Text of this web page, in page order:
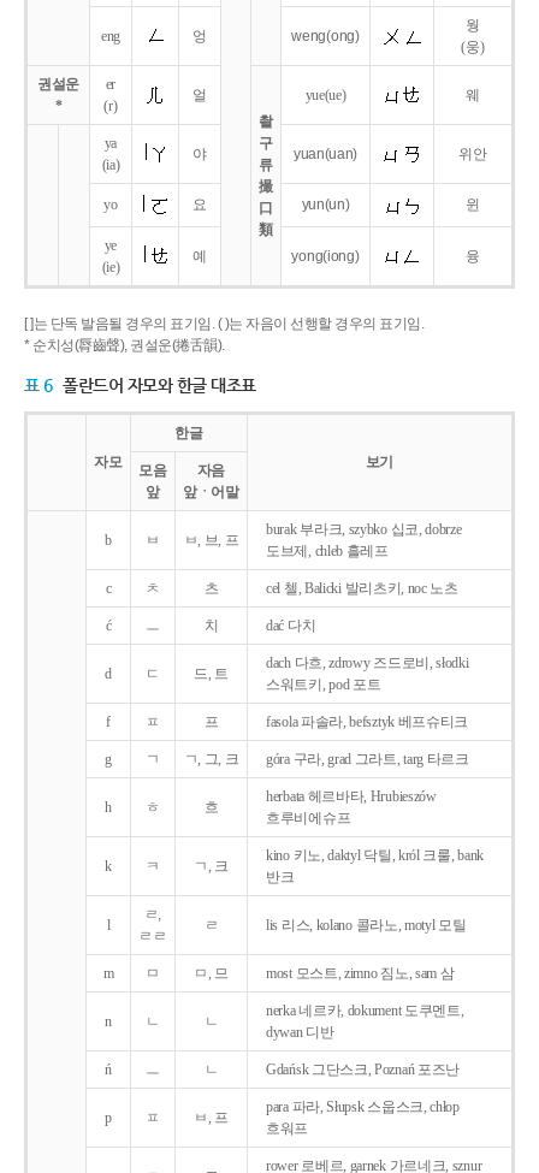
eng 엉 weng(ong)
웡
(웅)
권설운
*
er
(r)
얼
촬
구
류
撮
口
類
yue(ue) 웨
ya
(ia)
야 yuan(uan) 위안
yo 요 yun(un) 윈
ye
(ie)
예 yong(iong) 융
[ ]는 단독 발음될 경우의 표기임. ( )는 자음이 선행할 경우의 표기임.
* 순치성(脣齒聲), 권설운(捲舌韻).
표 6 폴란드어 자모와 한글 대조표
자모
한글
보기
모음
앞
자음
앞ㆍ어말
b ㅂ ㅂ, 브, 프
burak 부라크, szybko 십코, dobrze
도브제, chleb 흘레프
c ㅊ 츠 cel 첼, Balicki 발리츠키, noc 노츠
ć ㅡ 치 dać 다치
d ㄷ 드, 트
dach 다흐, zdrowy 즈드로비, słodki
스워트키, pod 포트
f ㅍ 프 fasola 파솔라, befsztyk 베프슈티크
g ㄱ ㄱ, 그, 크 góra 구라, grad 그라트, targ 타르크
h ㅎ 흐
herbata 헤르바타, Hrubieszów
흐루비에슈프
k ㅋ ㄱ, 크
kino 키노, daktyl 닥틸, król 크룰, bank
반크
l
ㄹ,
ㄹㄹ
ㄹ lis 리스, kolano 콜라노, motyl 모틸
m ㅁ ㅁ, 므 most 모스트, zimno 짐노, sam 삼
n ㄴ ㄴ
nerka 네르카, dokument 도쿠멘트,
dywan 디반
ń ㅡ ㄴ Gdańsk 그단스크, Poznań 포즈난
p ㅍ ㅂ, 프
para 파라, Słupsk 스웁스크, chłop
흐워프
rower 로베르, garnek 가르네크, sznur